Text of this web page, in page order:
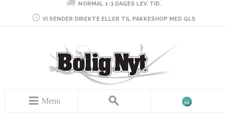
NORMAL 1-3 DAGES LEV. TID.
VI SENDER DIREKTE ELLER TIL PAKKESHOP MED GLS
Menu